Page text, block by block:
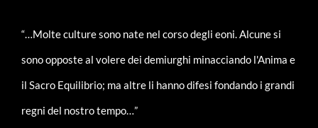
“…Molte culture sono nate nel corso degli eoni. Alcune si
sono opposte al volere dei demiurghi minacciando l'Anima e
il Sacro Equilibrio; ma altre li hanno difesi fondando i grandi
regni del nostro tempo…”